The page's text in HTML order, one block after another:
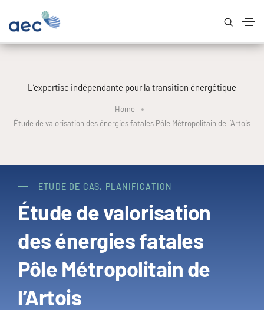
L’expertise indépendante pour la transition énergétique
Home
Étude de valorisation des énergies fatales Pôle Métropolitain de l’Artois
ETUDE DE CAS, PLANIFICATION
Étude de valorisation
des énergies fatales
Pôle Métropolitain de
l’Artois